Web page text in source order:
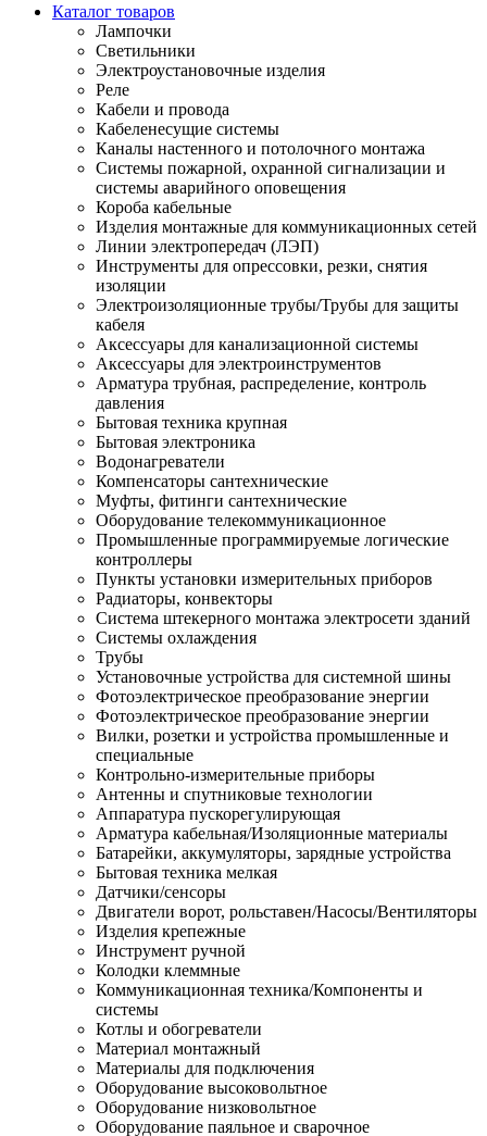
Каталог товаров
Лампочки
Светильники
Электроустановочные изделия
Реле
Кабели и провода
Кабеленесущие системы
Каналы настенного и потолочного монтажа
Системы пожарной, охранной сигнализации и
системы аварийного оповещения
Короба кабельные
Изделия монтажные для коммуникационных сетей
Линии электропередач (ЛЭП)
Инструменты для опрессовки, резки, снятия
изоляции
Электроизоляционные трубы/Трубы для защиты
кабеля
Аксессуары для канализационной системы
Аксессуары для электроинструментов
Арматура трубная, распределение, контроль
давления
Бытовая техника крупная
Бытовая электроника
Водонагреватели
Компенсаторы сантехнические
Муфты, фитинги сантехнические
Оборудование телекоммуникационное
Промышленные программируемые логические
контроллеры
Пункты установки измерительных приборов
Радиаторы, конвекторы
Система штекерного монтажа электросети зданий
Системы охлаждения
Трубы
Установочные устройства для системной шины
Фотоэлектрическое преобразование энергии
Фотоэлектрическое преобразование энергии
Вилки, розетки и устройства промышленные и
специальные
Контрольно-измерительные приборы
Антенны и спутниковые технологии
Аппаратура пускорегулирующая
Арматура кабельная/Изоляционные материалы
Батарейки, аккумуляторы, зарядные устройства
Бытовая техника мелкая
Датчики/сенсоры
Двигатели ворот, рольставен/Насосы/Вентиляторы
Изделия крепежные
Инструмент ручной
Колодки клеммные
Коммуникационная техника/Компоненты и
системы
Котлы и обогреватели
Материал монтажный
Материалы для подключения
Оборудование высоковольтное
Оборудование низковольтное
Оборудование паяльное и сварочное